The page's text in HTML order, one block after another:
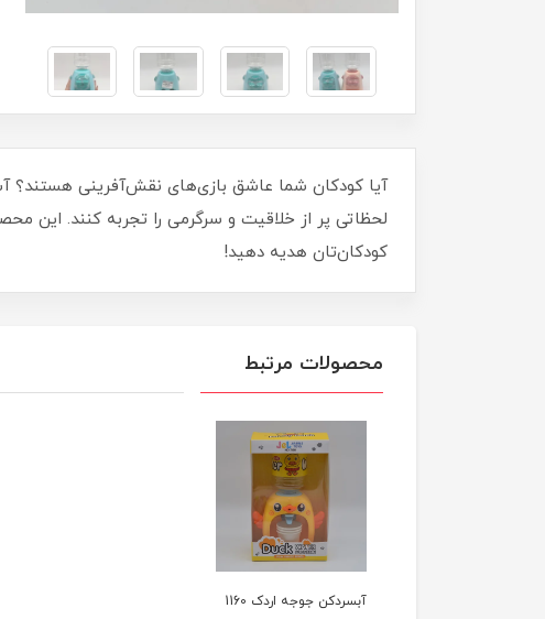
لحظاتی پر از خلاقیت و سرگرمی را تجربه کنند. این
کودکان‌تان هدیه دهید!
محصولات مرتبط
آبسردکن جوجه اردک 1160